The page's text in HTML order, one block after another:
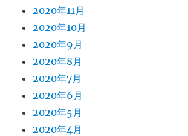
2020年11月
2020年10月
2020年9月
2020年8月
2020年7月
2020年6月
2020年5月
2020年4月